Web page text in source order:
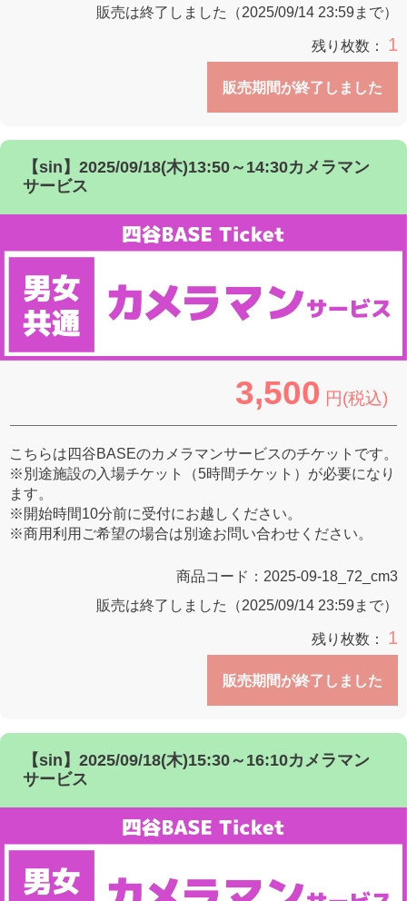
販売は終了しました（2025/09/14 23:59まで）
残り枚数： 1
販売期間が終了しました
【sin】2025/09/18(木)13:50～14:30カメラマン
サービス
3,500 円(税込)
こちらは四谷BASEのカメラマンサービスのチケットです。
※別途施設の入場チケット（5時間チケット）が必要になり
ます。
※開始時間10分前に受付にお越しください。
※商用利用ご希望の場合は別途お問い合わせください。
商品コード： 2025-09-18_72_cm3
販売は終了しました（2025/09/14 23:59まで）
残り枚数： 1
販売期間が終了しました
【sin】2025/09/18(木)15:30～16:10カメラマン
サービス